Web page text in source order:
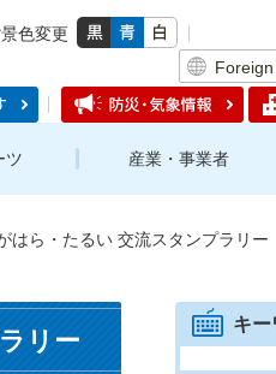
色変更
ツ 産業・事業者
はら・たるい 交流スタンプラリー
リー
キー